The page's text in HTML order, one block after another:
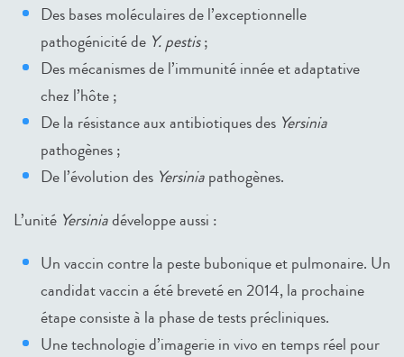
Des bases moléculaires de l’exceptionnelle
pathogénicité de Y. pestis;
Des mécanismes de l’immunité innée et adaptative
chez l’hôte ;
De la résistance aux antibiotiques des Yersinia
pathogènes ;
De l’évolution des Yersiniapathogènes.
L’unité Yersiniadéveloppe aussi :
Un vaccin contre la peste bubonique et pulmonaire. Un
candidat vaccin a été breveté en 2014, la prochaine
étape consiste à la phase de tests précliniques.
Une technologie d’imagerie in vivo en temps réel pour